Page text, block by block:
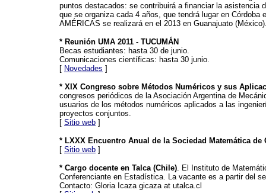
puntos destacados: se contribuirá a financiar la asistencia
que se organiza cada 4 años, que tendrá lugar en
AMÉRICAS se realizará en el 2013 en Guanajuato
* Reunión UMA 2011 - TUCUMÁN
Becas estudiantes: hasta 30 de junio.
Comunicaciones científicas: hasta 30 junio.
[ Novedades ]
* XIX Congreso sobre Métodos Numéricos y sus
congresos periódicos de la Asociación Argentina de
usuarios de los métodos numéricos aplicados a las
proyectos conjuntos.
[ Sitio web ]
* LXXX Encuentro Anual de la Sociedad Matemática de
[ Sitio web ]
* Cargo docente en Talca (Chile). El Instituto de
Conferenciante en Estadística. La vacante es a partir del
Contacto: Gloria Icaza gicaza at utalca.cl